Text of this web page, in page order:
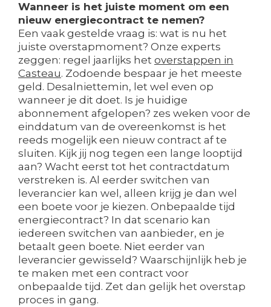
Wanneer is het juiste moment om een
nieuw energiecontract te nemen?
Een vaak gestelde vraag is: wat is nu het
juiste overstapmoment? Onze experts
zeggen: regel jaarlijks het overstappen in
Casteau. Zodoende bespaar je het meeste
geld. Desalniettemin, let wel even op
wanneer je dit doet. Is je huidige
abonnement afgelopen? zes weken voor de
einddatum van de overeenkomst is het
reeds mogelijk een nieuw contract af te
sluiten. Kijk jij nog tegen een lange looptijd
aan? Wacht eerst tot het contractdatum
verstreken is. Al eerder switchen van
leverancier kan wel, alleen krijg je dan wel
een boete voor je kiezen. Onbepaalde tijd
energiecontract? In dat scenario kan
iedereen switchen van aanbieder, en je
betaalt geen boete. Niet eerder van
leverancier gewisseld? Waarschijnlijk heb je
te maken met een contract voor
onbepaalde tijd. Zet dan gelijk het overstap
proces in gang.